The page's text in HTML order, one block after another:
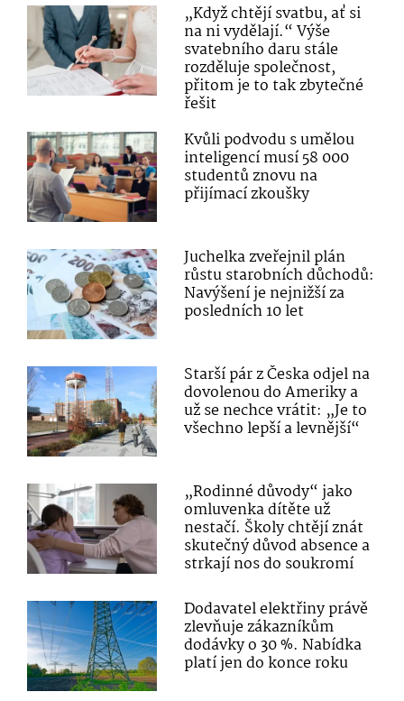
„Když chtějí svatbu, ať si
na ni vydělají.“ Výše
svatebního daru stále
rozděluje společnost,
přitom je to tak zbytečné
řešit
Kvůli podvodu s umělou
inteligencí musí 58 000
studentů znovu na
přijímací zkoušky
Juchelka zveřejnil plán
růstu starobních důchodů:
Navýšení je nejnižší za
posledních 10 let
Starší pár z Česka odjel na
dovolenou do Ameriky a
už se nechce vrátit: „Je to
všechno lepší a levnější“
„Rodinné důvody“ jako
omluvenka dítěte už
nestačí. Školy chtějí znát
skutečný důvod absence a
strkají nos do soukromí
Dodavatel elektřiny právě
zlevňuje zákazníkům
dodávky o 30 %. Nabídka
platí jen do konce roku